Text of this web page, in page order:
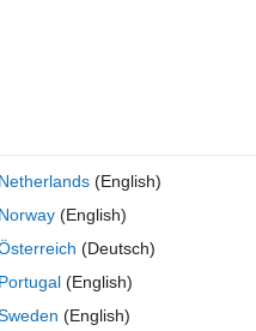
0 개 추천
is saved internally in
the settings for
changes.  After saving, if you
Netherlands(English)
Norway(English)
(Deutsch)
Portugal(English)
(English)